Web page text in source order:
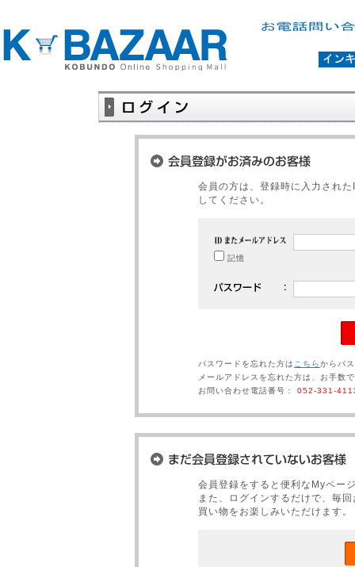
会員の方は、登録時に入力され
してください。
記憶
パスワードを忘れた方は こちらからパ
メールアドレスを忘れた方は、お手数
お問い合わせ電話番号： 052-331-
会員登録をすると便利なMyペー
また、ログインするだけで、毎
買い物をお楽しみいただけます。